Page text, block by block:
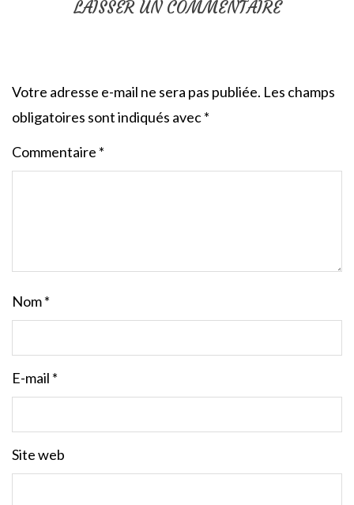
LAISSER UN COMMENTAIRE
Votre adresse e-mail ne sera pas publiée. Les champs
obligatoires sont indiqués avec*
Commentaire *
Nom*
E-mail *
Site web